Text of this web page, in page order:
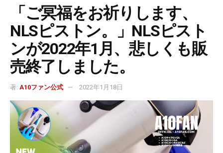
「ご冥福をお祈りします、
NLSピストン。」NLSピスト
ンが2022年1月、悲しくも販
売終了しました。
著: A10ファン公式 2022年1月18日